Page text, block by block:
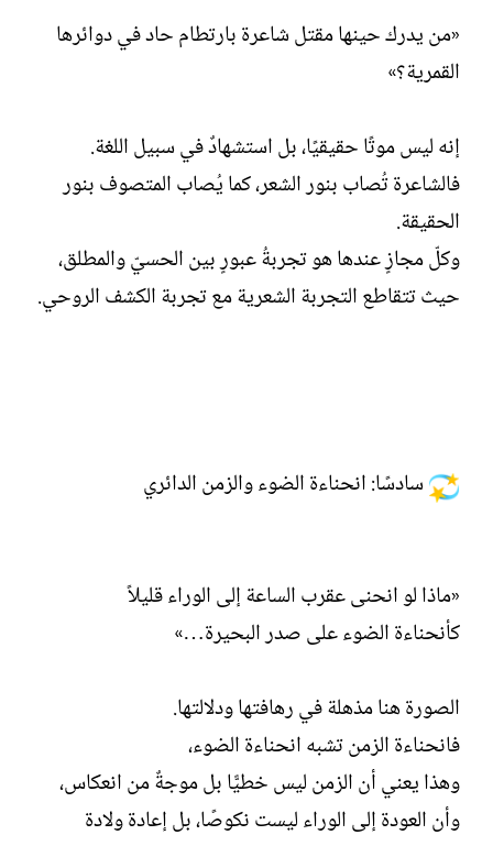
«من يدرك حينها مقتل شاعرة بارتطام حاد في دوائرها
القمرية؟»
إنه ليس موتًا حقيقيًا، بل استشهادٌ في سبيل اللغة.
فالشاعرة تُصاب بنور الشعر، كما يُصاب المتصوف بنور
الحقيقة.
وكلّ مجازٍ عندها هو تجربةُ عبورٍ بين الحسيّ والمطلق،
حيث تتقاطع التجربة الشعرية مع تجربة الكشف الروحي.
سادسًا: انحناءة الضوء والزمن الدائري
«ماذا لو انحنى عقرب الساعة إلى الوراء قليلاً
كأنحناءة الضوء على صدر البحيرة…»
الصورة هنا مذهلة في رهافتها ودلالتها.
فانحناءة الزمن تشبه انحناءة الضوء،
وهذا يعني أن الزمن ليس خطيًّا بل موجةٌ من انعكاس،
وأن العودة إلى الوراء ليست نكوصًا، بل إعادة ولادة